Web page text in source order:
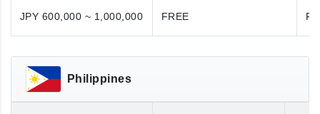
JPY 600,000 ~ 1,000,000 FREE
Philippines